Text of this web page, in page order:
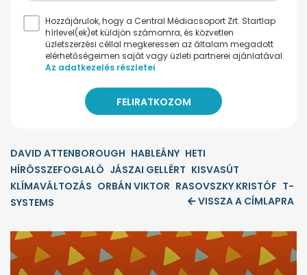
Hozzájárulok, hogy a Central Médiacsoport Zrt. Startlap
hírlevel(ek)et küldjön számomra, és közvetlen
üzletszerzési céllal megkeressen az általam megadott
elérhetőségeimen saját vagy üzleti partnerei ajánlatával.
Az adatkezelés részletei
DAVID ATTENBOROUGH HABLEÁNY HETI
HÍRÖSSZEFOGLALÓ JÁSZAI GELLÉRT KISVASÚT
KLÍMAVÁLTOZÁS ORBÁN VIKTOR RASOVSZKY KRISTÓF T-
SYSTEMS
VISSZA A CÍMLAPRA